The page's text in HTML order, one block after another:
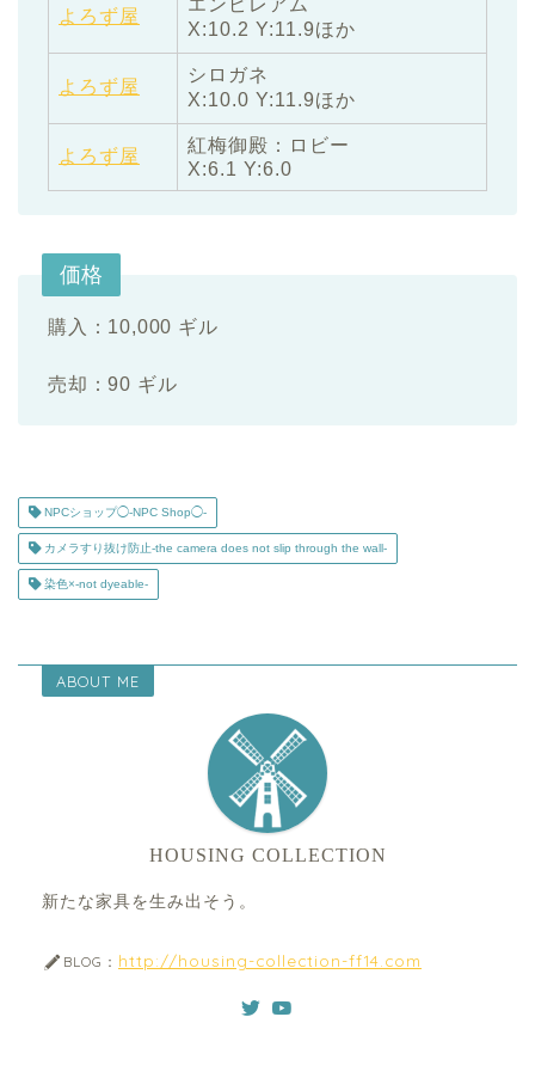
よろず屋
エンピレアム
X:10.2 Y:11.9ほか
よろず屋
シロガネ
X:10.0 Y:11.9ほか
よろず屋
紅梅御殿：ロビー
X:6.1 Y:6.0
価格
購入：10,000 ギル
売却：90 ギル
NPCショップ◯-NPC Shop◯-
カメラすり抜け防止-the camera does not slip through the wall-
染色×-not dyeable-
ABOUT ME
HOUSING COLLECTION
新たな家具を生み出そう。
BLOG： http://housing-collection-ff14.com